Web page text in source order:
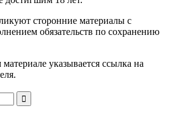
сторонние материалы с
обязательств по сохранению
указывается ссылка на